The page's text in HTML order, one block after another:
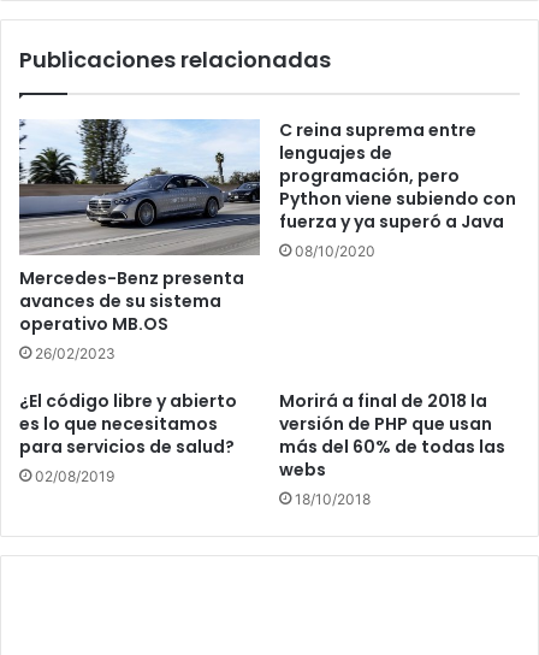
Publicaciones relacionadas
Mercedes-Benz presenta
avances de su sistema
operativo MB.OS
26/02/2023
C reina suprema entre
lenguajes de
programación, pero
Python viene subiendo con
fuerza y ya superó a Java
08/10/2020
¿El código libre y abierto
es lo que necesitamos
para servicios de salud?
02/08/2019
Morirá a final de 2018 la
versión de PHP que usan
más del 60% de todas las
webs
18/10/2018